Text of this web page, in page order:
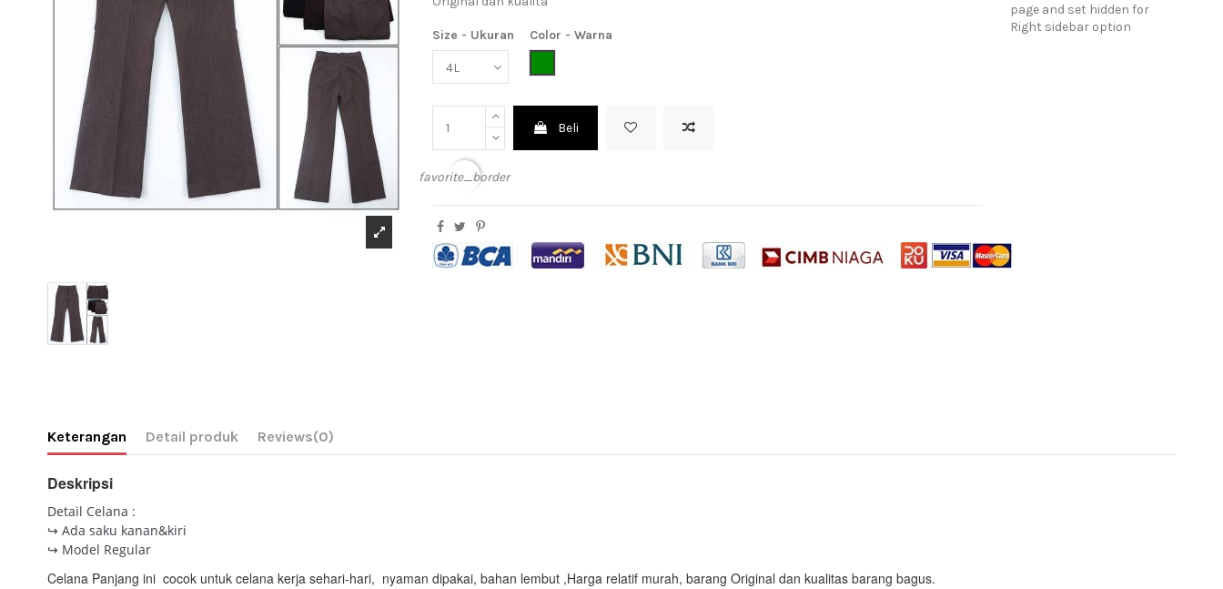
Size - Ukuran
Color - Warna
Beli
favorite_border
page and set hidden for
Right sidebar option
Keterangan Detail produk Reviews(0)
Deskripsi
Detail Celana :
↪ Ada saku kanan&kiri
↪ Model Regular
Celana Panjang ini cocok untuk celana kerja sehari-hari, nyaman dipakai, bahan lembut ,Harga relatif murah, barang Original dan kualitas barang bagus.